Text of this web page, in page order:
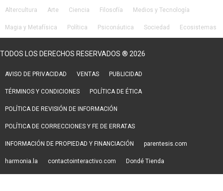
Altercultura Arte Ciencia Filosofía Medios y Tecnología
Magia y Metafísica Política Psiconáutica Sociedad Ecosistemas
TODOS LOS DERECHOS RESERVADOS ® 2026
AVISO DE PRIVACIDAD VENTAS PUBLICIDAD
TÉRMINOS Y CONDICIONES POLÍTICA DE ÉTICA
POLÍTICA DE REVISIÓN DE INFORMACIÓN
POLÍTICA DE CORRECCIONES Y FE DE ERRATAS
INFORMACIÓN DE PROPIEDAD Y FINANCIACIÓN parentesis.com
harmonia.la contactointeractivo.com Dondé Tienda